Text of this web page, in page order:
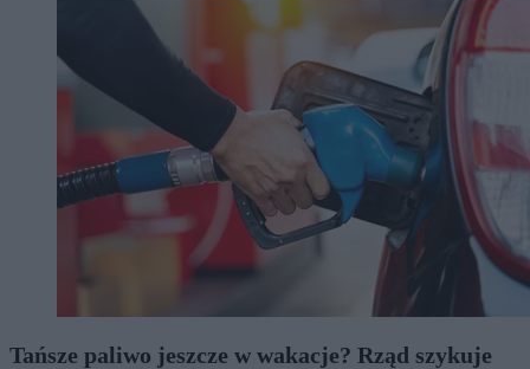
Tańsze paliwo jeszcze w wakacje? Rząd szykuje